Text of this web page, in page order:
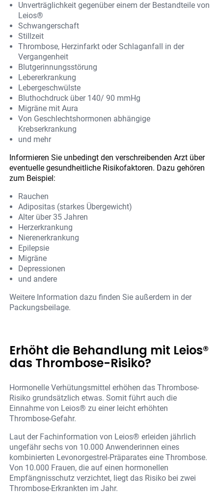
Unverträglichkeit gegenüber einem der Bestandteile von
Leios®
Schwangerschaft
Stillzeit
Thrombose, Herzinfarkt oder Schlaganfall in der
Vergangenheit
Blutgerinnungsstörung
Lebererkrankung
Lebergeschwülste
Bluthochdruck über 140/ 90 mmHg
Migräne mit Aura
Von Geschlechtshormonen abhängige
Krebserkrankung
und mehr
Informieren Sie unbedingt den verschreibenden Arzt über
eventuelle gesundheitliche Risikofaktoren. Dazu gehören
zum Beispiel:
Rauchen
Adipositas (starkes Übergewicht)
Alter über 35 Jahren
Herzerkrankung
Nierenerkrankung
Epilepsie
Migräne
Depressionen
und andere
Weitere Information dazu finden Sie außerdem in der
Packungsbeilage.
Erhöht die Behandlung mit Leios®
das Thrombose-Risiko?
Hormonelle Verhütungsmittel erhöhen das Thrombose-
Risiko grundsätzlich etwas. Somit führt auch die
Einnahme von Leios® zu einer leicht erhöhten
Thrombose-Gefahr.
Laut der Fachinformation von Leios® erleiden jährlich
ungefähr sechs von 10.000 Anwenderinnen eines
kombinierten Levonorgestrel-Präparates eine Thrombose.
Von 10.000 Frauen, die auf einen hormonellen
Empfängnisschutz verzichtet, liegt das Risiko bei zwei
Thrombose-Erkrankten im Jahr.